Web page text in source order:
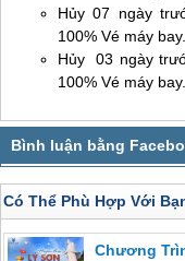
Hủy 07 ngày
100% Vé máy bay.
Hủy 03 ngày
100% Vé máy bay.
Có Thể Phù Hợp Với
Chương